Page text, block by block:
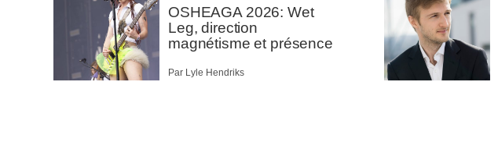
OSHEAGA 2026: Wet
Leg, direction
magnétisme et présence
Par Lyle Hendriks